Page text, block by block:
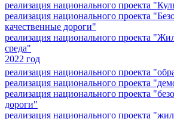
реализация национального проекта
реализация национального проекта
качественные дороги"
реализация национального проекта
среда"
2022 год
реализация национального проекта
реализация национального проекта
реализация национального проекта
дороги"
реализация национального проекта